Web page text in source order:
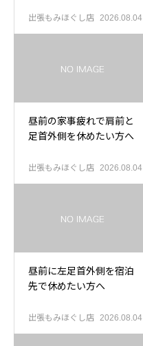
出張もみほぐし店 2026.08.04
昼前の家事疲れで肩前と
足首外側を休めたい方へ
出張もみほぐし店 2026.08.04
昼前に左足首外側を宿泊
先で休めたい方へ
出張もみほぐし店 2026.08.04